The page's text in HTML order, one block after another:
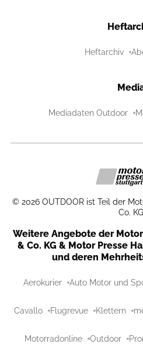
Heftarchiv
Mediadaten Outdoor
© 2026 OUTDOOR ist Teil der
Co. KG
Weitere Angebote der
& Co. KG & Motor Presse
und deren
Aerokurier Auto Motor und
Cavallo Flugrevue Klettern
Motorradonline Outdoor